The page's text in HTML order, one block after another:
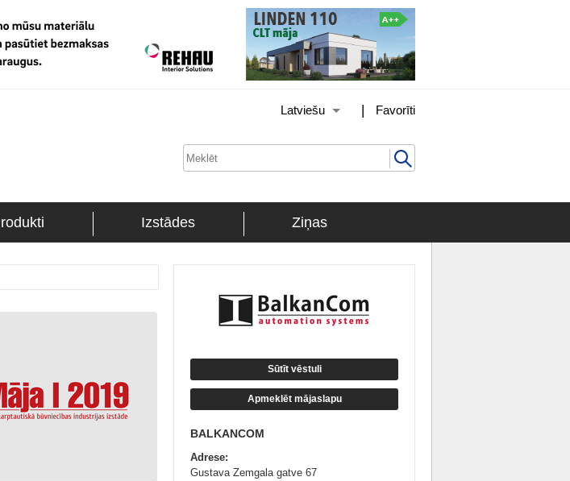
Favorīti
|
Latviešu
Izstādes Ziņas
Sūtīt vēstuli
Apmeklēt mājaslapu
BALKANCOM
Adrese:
Gustava Zemgala gatve 67